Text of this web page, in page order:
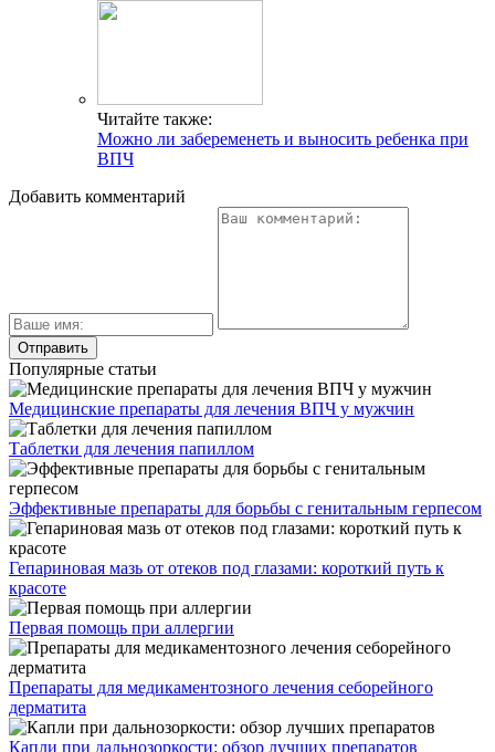
Читайте также:
Можно ли забеременеть и выносить ребенка при
ВПЧ
Добавить комментарий
Популярные статьи
Медицинские препараты для лечения ВПЧ у мужчин
Таблетки для лечения папиллом
Эффективные препараты для борьбы с генитальным герпесом
Гепариновая мазь от отеков под глазами: короткий путь к
красоте
Первая помощь при аллергии
Препараты для медикаментозного лечения себорейного
дерматита
Капли при дальнозоркости: обзор лучших препаратов